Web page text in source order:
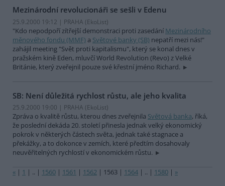
Mezinárodní revolucionáři se sešli v Edenu
25.9.2000 19:12 | PRAHA (EkoList)
"Kdo nepodpoří zítřejší demonstraci proti zasedání Mezinárodního
měnového fondu (MMF) a Světové banky (SB) nepatří mezi nás!"
zahájil meeting "Svět proti kapitalismu", který se konal dnes v
pražském kině Eden, mluvčí World Revolution (Revo) z Velké
Británie, který zveřejnil pouze své křestní jméno Richard.
SB: Není důležitá rychlost růstu, ale jeho kvalita
25.9.2000 19:00 | PRAHA (EkoList)
Zpráva o kvalitě růstu, kterou dnes zveřejnila Světová banka, říká,
že poslední dekáda 20. století přinesla jednak velký ekonomický
pokrok v některých částech světa, jednak také stagnace a
překážky, a to dokonce v zemích, které předtím dosahovaly
neuvěřitelných rychlostí v ekonomickém růstu.
« | 1 | .. | 1560 | 1561 | 1562 | 1563 | 1564 | .. | 1580 | »